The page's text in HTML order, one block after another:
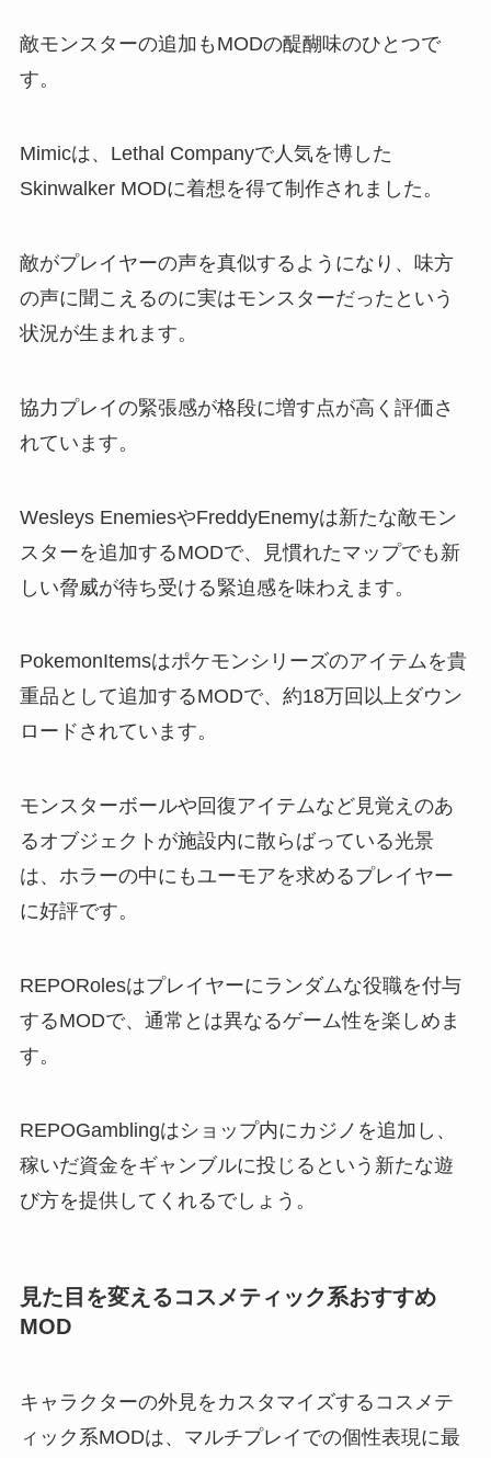
敵モンスターの追加もMODの醍醐味のひとつで
す。
Mimicは、Lethal Companyで人気を博した
Skinwalker MODに着想を得て制作されました。
敵がプレイヤーの声を真似するようになり、味方
の声に聞こえるのに実はモンスターだったという
状況が生まれます。
協力プレイの緊張感が格段に増す点が高く評価さ
れています。
Wesleys EnemiesやFreddyEnemyは新たな敵モン
スターを追加するMODで、見慣れたマップでも新
しい脅威が待ち受ける緊迫感を味わえます。
PokemonItemsはポケモンシリーズのアイテムを貴
重品として追加するMODで、約18万回以上ダウン
ロードされています。
モンスターボールや回復アイテムなど見覚えのあ
るオブジェクトが施設内に散らばっている光景
は、ホラーの中にもユーモアを求めるプレイヤー
に好評です。
REPORolesはプレイヤーにランダムな役職を付与
するMODで、通常とは異なるゲーム性を楽しめま
す。
REPOGamblingはショップ内にカジノを追加し、
稼いだ資金をギャンブルに投じるという新たな遊
び方を提供してくれるでしょう。
見た目を変えるコスメティック系おすすめ
MOD
キャラクターの外見をカスタマイズするコスメテ
ィック系MODは、マルチプレイでの個性表現に最